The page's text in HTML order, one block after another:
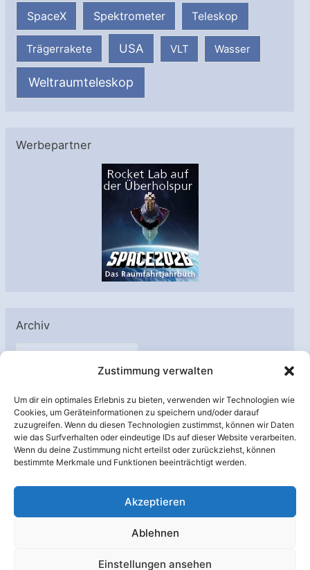
Zustimmung verwalten
Um dir ein optimales Erlebnis zu bieten, verwenden wir Technologien wie
Cookies, um Geräteinformationen zu speichern und/oder darauf
zuzugreifen. Wenn du diesen Technologien zustimmst, können wir Daten
wie das Surfverhalten oder eindeutige IDs auf dieser Website verarbeiten.
Wenn du deine Zustimmung nicht erteilst oder zurückziehst, können
bestimmte Merkmale und Funktionen beeinträchtigt werden.
Akzeptieren
Ablehnen
Einstellungen ansehen
SpaceX Spektrometer Teleskop
Trägerrakete USA VLT Wasser
Weltraumteleskop
Werbepartner
Archiv
A
h
i
v
Unterstützt von: